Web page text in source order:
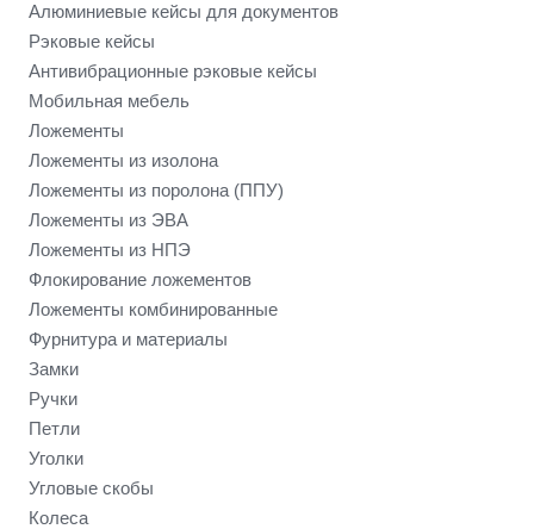
Алюминиевые кейсы для документов
Рэковые кейсы
Антивибрационные рэковые кейсы
Мобильная мебель
Ложементы
Ложементы из изолона
Ложементы из поролона (ППУ)
Ложементы из ЭВА
Ложементы из НПЭ
Флокирование ложементов
Ложементы комбинированные
Фурнитура и материалы
Замки
Ручки
Петли
Уголки
Угловые скобы
Колеса